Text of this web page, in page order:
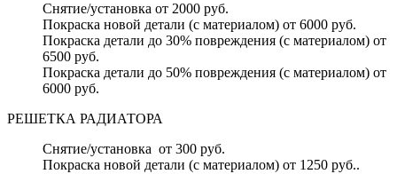
Снятие/установка от 2000 руб.
Покраска новой детали (с материалом) от 6000 руб.
Покраска детали до 30% повреждения (с материалом) от
6500 руб.
Покраска детали до 50% повреждения (с материалом) от
6000 руб.
РЕШЕТКА РАДИАТОРА
Снятие/установка от 300 руб.
Покраска новой детали (с материалом) от 1250 руб..